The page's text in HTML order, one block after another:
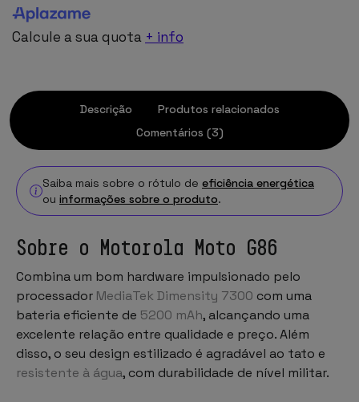
Calcule a sua quota + info
Descrição
Produtos relacionados
Comentários (3)
Saiba mais sobre o rótulo de eficiência energética
ou informações sobre o produto.
Sobre o Motorola Moto G86
Combina um bom hardware impulsionado pelo
processador MediaTek Dimensity 7300 com uma
bateria eficiente de 5200 mAh, alcançando uma
excelente relação entre qualidade e preço. Além
disso, o seu design estilizado é agradável ao tato e
resistente à água, com durabilidade de nível militar.